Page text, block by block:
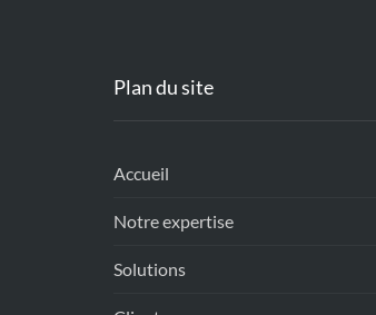
Plan du site
Accueil
Notre expertise
Solutions